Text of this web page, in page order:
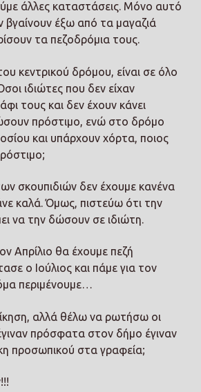
άλλες καταστάσεις. Μόνο αυτό
βγαίνουν έξω από τα μαγαζιά
τα πεζοδρόμια τους.
κεντρικού δρόμου, είναι σε όλο
ιδιώτες που δεν είχαν
τους και δεν έχουν κάνει
πρόστιμο, ενώ στο δρόμο
και υπάρχουν χόρτα, ποιος
σκουπιδιών δεν έχουμε κανένα
καλά. Όμως, πιστεύω ότι την
να την δώσουν σε ιδιώτη.
Απρίλιο θα έχουμε πεζή
ο Ιούλιος και πάμε για τον
περιμένουμε…
αλλά θέλω να ρωτήσω οι
πρόσφατα στον δήμο έγιναν
προσωπικού στα γραφεία;